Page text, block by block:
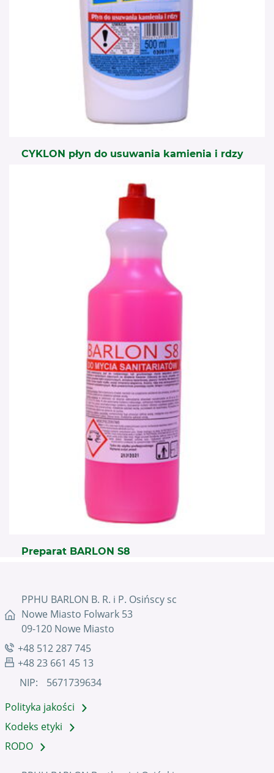
CYKLON płyn do usuwania kamienia i rdzy
Preparat BARLON S8
PPHU BARLON B. R. i P. Osińscy sc
Nowe Miasto Folwark 53
09-120 Nowe Miasto
+48 512 287 745
+48 23 661 45 13
NIP:
5671739634
Polityka jakości
Kodeks etyki
RODO